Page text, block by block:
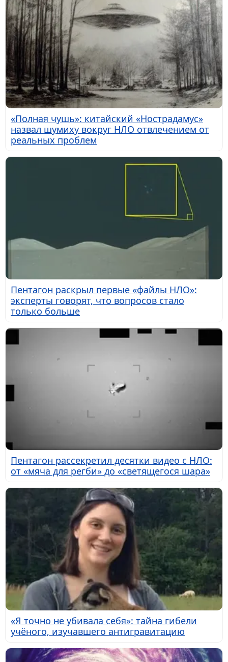
«Полная чушь»: китайский «Нострадамус»
назвал шумиху вокруг НЛО отвлечением от
реальных проблем
Пентагон раскрыл первые «файлы НЛО»:
эксперты говорят, что вопросов стало
только больше
Пентагон рассекретил десятки видео с НЛО:
от «мяча для регби» до «светящегося шара»
«Я точно не убивала себя»: тайна гибели
учёного, изучавшего антигравитацию